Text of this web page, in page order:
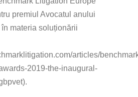
premiul Avocatul anului
materia soluționării
articles/
2019-the-inaugural-